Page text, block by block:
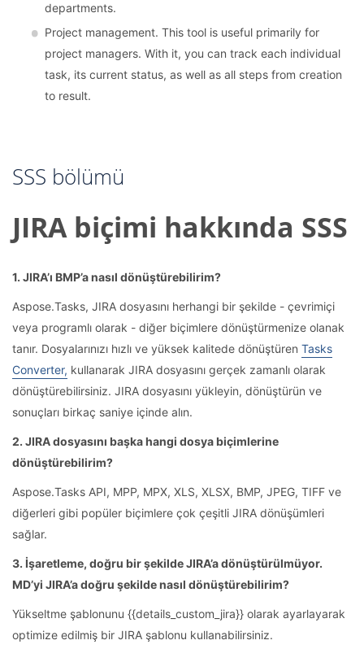
departments.
Project management. This tool is useful primarily for
project managers. With it, you can track each individual
task, its current status, as well as all steps from creation
to result.
SSS bölümü
JIRA biçimi hakkında SSS
1. JIRA’ı BMP’a nasıl dönüştürebilirim?
Aspose.Tasks, JIRA dosyasını herhangi bir şekilde - çevrimiçi
veya programlı olarak - diğer biçimlere dönüştürmenize olanak
tanır. Dosyalarınızı hızlı ve yüksek kalitede dönüştüren Tasks
Converter, kullanarak JIRA dosyasını gerçek zamanlı olarak
dönüştürebilirsiniz. JIRA dosyasını yükleyin, dönüştürün ve
sonuçları birkaç saniye içinde alın.
2. JIRA dosyasını başka hangi dosya biçimlerine
dönüştürebilirim?
Aspose.Tasks API, MPP, MPX, XLS, XLSX, BMP, JPEG, TIFF ve
diğerleri gibi popüler biçimlere çok çeşitli JIRA dönüşümleri
sağlar.
3. İşaretleme, doğru bir şekilde JIRA’a dönüştürülmüyor.
MD’yi JIRA’a doğru şekilde nasıl dönüştürebilirim?
Yükseltme şablonunu {{details_custom_jira}} olarak ayarlayarak
optimize edilmiş bir JIRA şablonu kullanabilirsiniz.